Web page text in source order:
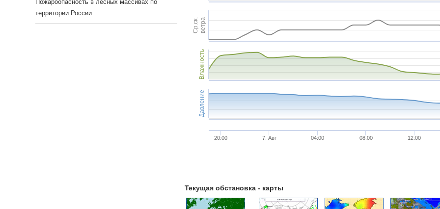
Ср.ск.ветра
Влажность
Давление
20:00 7. Авг 04:00 08:00 12:00
Текущая обстановка - карты
Пожароопасность в лесных массивах по
территории России